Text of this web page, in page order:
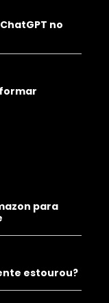
no
para
estourou?